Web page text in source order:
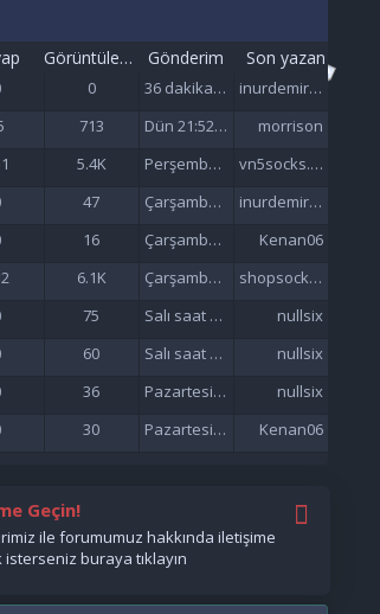
Görüntüleme Gönderim Son yazan
0 36 dakika önce inurdemirelseo
713 Dün 21:52 da morrison
5.4K Perşembe saat 06:57'de vn5socks.net
47 Çarşamba saat 21:57'de inurdemirelseo
16 Çarşamba saat 21:33'de Kenan06
6.1K Çarşamba saat 16:38'de shopsocks5
75 Salı saat 15:47'de nullsix
60 Salı saat 02:13'de nullsix
36 Pazartesi saat 22:01'de nullsix
30 Pazartesi saat 21:37'de Kenan06
Geçin!
ile forumumuz hakkında iletişime
isterseniz buraya tıklayın